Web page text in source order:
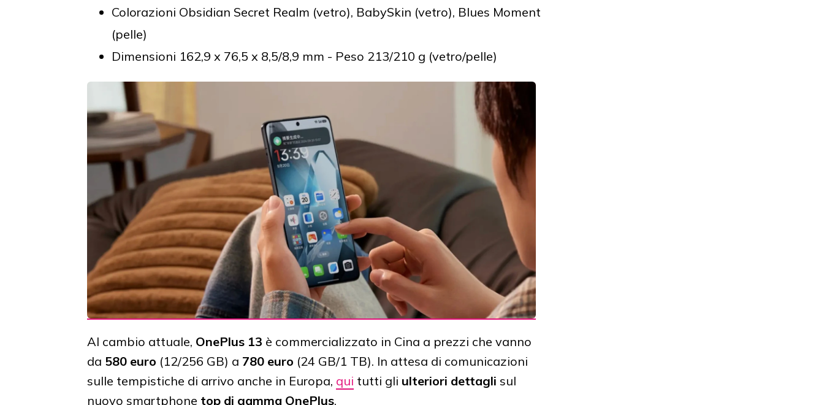
Colorazioni Obsidian Secret Realm (vetro), BabySkin (vetro), Blues Moment
(pelle)
Dimensioni 162,9 x 76,5 x 8,5/8,9 mm - Peso 213/210 g (vetro/pelle)
Al cambio attuale, OnePlus 13 è commercializzato in Cina a prezzi che vanno
da 580 euro (12/256 GB) a 780 euro (24 GB/1 TB). In attesa di comunicazioni
sulle tempistiche di arrivo anche in Europa, qui tutti gli ulteriori dettagli sul
nuovo smartphone top di gamma OnePlus.